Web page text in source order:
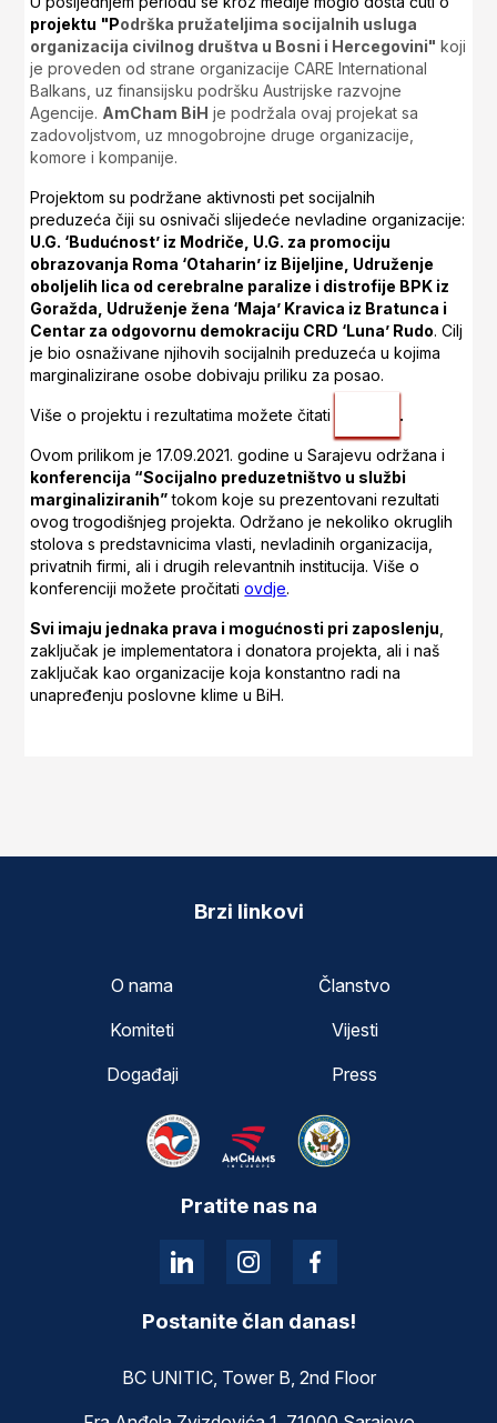
projektu "Podrška pružateljima socijalnih usluga
organizacija civilnog društva u Bosni i Hercegovini" koji
je proveden od strane organizacije CARE International
Balkans, uz finansijsku podršku Austrijske razvojne
Agencije. AmCham BiH je podržala ovaj projekat sa
zadovoljstvom, uz mnogobrojne druge organizacije,
komore i kompanije.
Projektom su podržane aktivnosti pet socijalnih
preduzeća čiji su osnivači slijedeće nevladine organizacije:
U.G. ‘Budućnost’ iz Modriče, U.G. za promociju
obrazovanja Roma ‘Otaharin’ iz Bijeljine, Udruženje
oboljelih lica od cerebralne paralize i distrofije BPK iz
Goražda, Udruženje žena ‘Maja’ Kravica iz Bratunca i
Centar za odgovornu demokraciju CRD ‘Luna’ Rudo.Cilj
je bio osnaživane njihovih socijalnih preduzeća u kojima
marginalizirane osobe dobivaju priliku za posao.
Više o projektu i rezultatima možete čitati .
Ovom prilikom je 17.09.2021. godine u Sarajevu održana i
konferencija “Socijalno preduzetništvo u službi
marginaliziranih”tokom koje su prezentovani rezultati
ovog trogodišnjeg projekta. Održano je nekoliko okruglih
stolova s predstavnicima vlasti, nevladinih organizacija,
privatnih firmi, ali i drugih relevantnih institucija. Više o
konferenciji možete pročitatiovdje.
Svi imaju jednaka prava i mogućnosti pri zaposlenju
zaključak je implementatora i donatora projekta, ali i naš
zaključak kao organizacije koja konstantno radi na
unapređenju poslovne klime u BiH.
Brzi linkovi
O nama
Članstvo
Komiteti
Vijesti
Događaji
Press
Pratite nas na
Postanite član danas!
BC UNITIC, Tower B, 2nd Floor